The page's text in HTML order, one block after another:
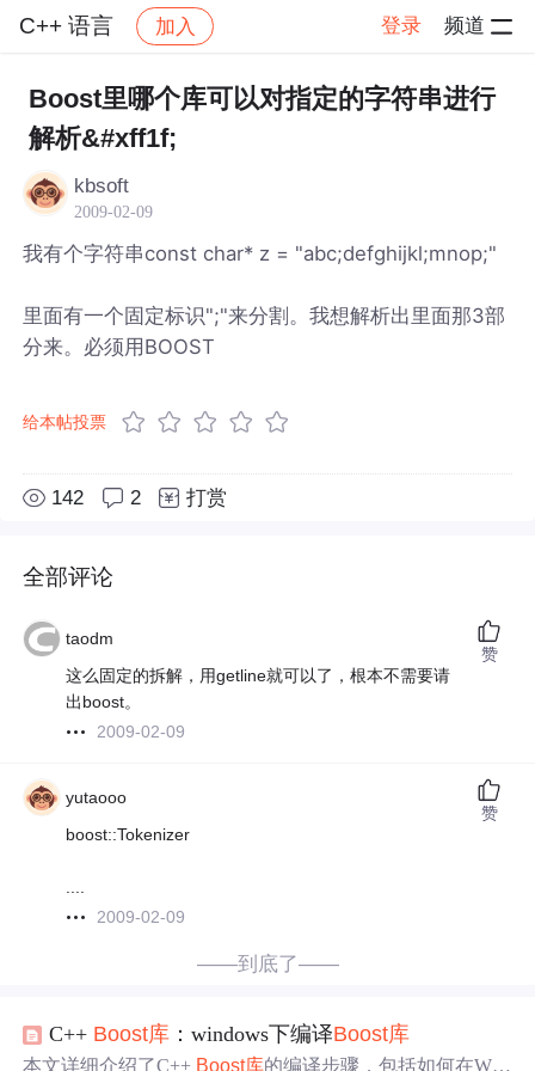
C++ 语言 加入 登录 频道
社区 C++ 语言 帖子详情
Boost里哪个库可以对指定的字符串进行
解析&#xff1f;
kbsoft
2009-02-09
我有个字符串const char* z = "abc;defghijkl;mnop;"
里面有一个固定标识";"来分割。我想解析出里面那3部
分来。必须用BOOST
给本帖投票
142 2 打赏
全部评论
taodm
这么固定的拆解，用getline就可以了，根本不需要请
出boost。
2009-02-09
赞
yutaooo
boost::Tokenizer
....
2009-02-09
赞
——到底了——
C++ Boost库 ：windows下编译Boost库
本文详细介绍了C++ Boost库的编译步骤，包括如何在Win